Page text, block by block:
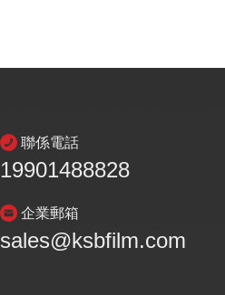
聯係電話
19901488828
企業郵箱
sales@ksbfilm.com